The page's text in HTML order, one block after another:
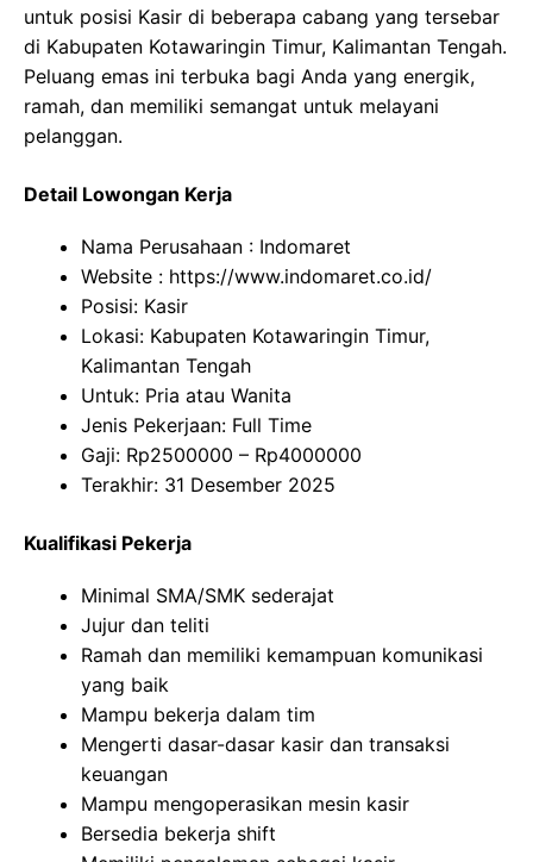
untuk posisi Kasir di beberapa cabang yang tersebar
di Kabupaten Kotawaringin Timur, Kalimantan Tengah.
Peluang emas ini terbuka bagi Anda yang energik,
ramah, dan memiliki semangat untuk melayani
pelanggan.
Detail Lowongan Kerja
Nama Perusahaan : Indomaret
Website : https://www.indomaret.co.id/
Posisi: Kasir
Lokasi: Kabupaten Kotawaringin Timur,
Kalimantan Tengah
Untuk: Pria atau Wanita
Jenis Pekerjaan: Full Time
Gaji: Rp2500000 – Rp4000000
Terakhir: 31 Desember 2025
Kualifikasi Pekerja
Minimal SMA/SMK sederajat
Jujur dan teliti
Ramah dan memiliki kemampuan komunikasi
yang baik
Mampu bekerja dalam tim
Mengerti dasar-dasar kasir dan transaksi
keuangan
Mampu mengoperasikan mesin kasir
Bersedia bekerja shift